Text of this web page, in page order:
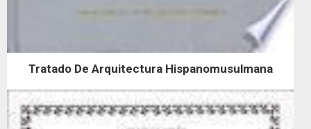
Tratado De Arquitectura Hispanomusulmana